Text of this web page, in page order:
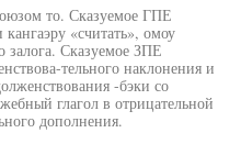
то. Сказуемое ГПЕ
«считать», омоу
залога. Сказуемое ЗПЕ
тельного наклонения и
-бэки со
глагол в отрицательной
дополнения.